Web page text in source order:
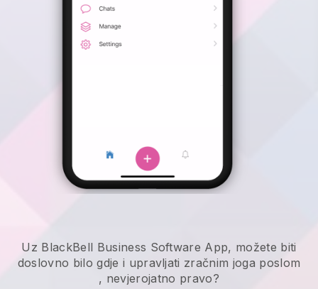
Uz BlackBell Business Software App, možete biti
doslovno bilo gdje i upravljati zračnim joga poslom
, nevjerojatno pravo?